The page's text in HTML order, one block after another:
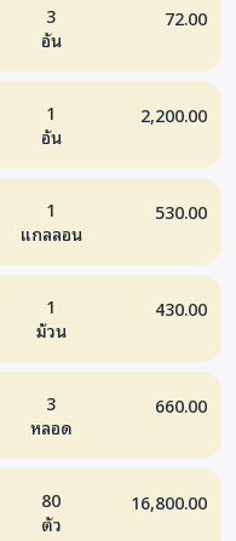
3
อัน
72.00
1
อัน
2,200.00
1
แกลลอน
530.00
1
ม้วน
430.00
3
หลอด
660.00
80
ตัว
16,800.00